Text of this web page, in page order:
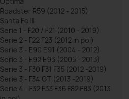
Roadster R59 (2012 - 2015)
Santa Fe III
Serie 1 - F20 / F21 (2010 - 2019)
Serie 2 - F22 F23 (2012 in poi)
Serie 3 - E90 E91 (2004 - 2012)
Serie 3 - E92 E93 (2005 - 2013)
Serie 3 - F30 F31 F35 (2012 -2019)
Serie 3 - F34 GT (2013 -2019)
Serie 4 - F32 F33 F36 F82 F83 (2013